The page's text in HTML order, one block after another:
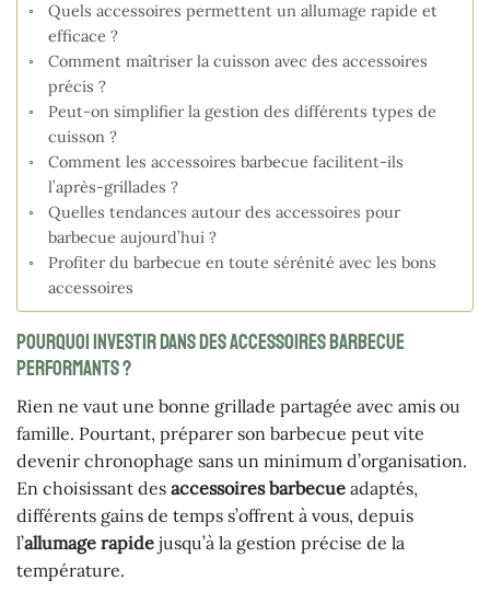
Quels accessoires permettent un allumage rapide et
efficace ?
Comment maîtriser la cuisson avec des accessoires
précis ?
Peut-on simplifier la gestion des différents types de
cuisson ?
Comment les accessoires barbecue facilitent-ils
l’après-grillades ?
Quelles tendances autour des accessoires pour
barbecue aujourd’hui ?
Profiter du barbecue en toute sérénité avec les bons
accessoires
Pourquoi investir dans des accessoires barbecue
performants ?
Rien ne vaut une bonne grillade partagée avec amis ou
famille. Pourtant, préparer son barbecue peut vite
devenir chronophage sans un minimum d’organisation.
En choisissant des accessoires barbecue adaptés,
différents gains de temps s’offrent à vous, depuis
l’allumage rapide jusqu’à la gestion précise de la
température.